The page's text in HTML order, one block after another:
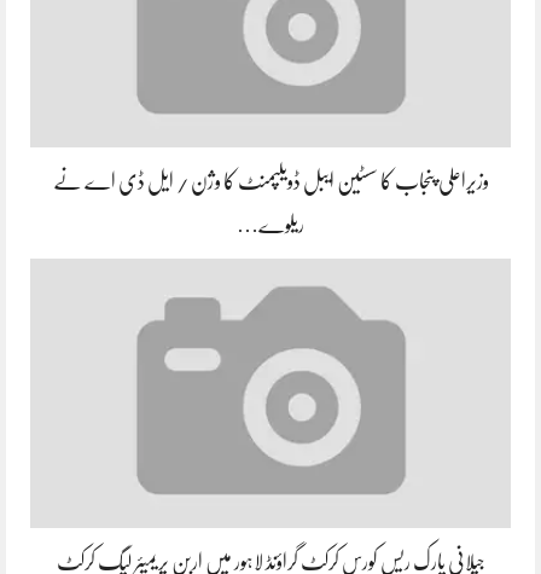
وزیراعلی پنجاب کا سسٹین ایبل ڈویلپمنٹ کا وژن / ایل ڈی اے نے
ریلوے…
جیلانی پارک ریس کورس کرکٹ گراؤنڈ لاہور میں اربن پریمیئر لیگ کرکٹ